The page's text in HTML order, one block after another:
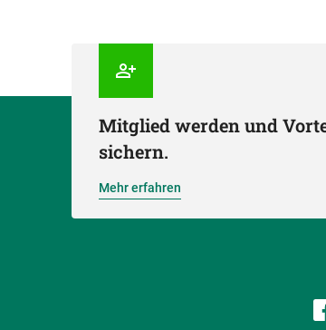
Mitglied werden und
sichern.
Mehr erfahren